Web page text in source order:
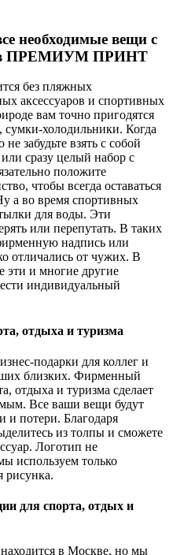
необходимые вещи с
в ПРЕМИУМ ПРИНТ
без пляжных
аксессуаров и спортивных
вам точно пригодятся
холодильники. Когда
забудьте взять с собой
сразу целый набор с
положите
чтобы всегда оставаться
а во время спортивных
для воды. Эти
или перепутать. В таких
надпись или
отличались от чужих. В
эти и многие другие
индивидуальный
отдыха и туризма
подарки для коллег и
близких. Фирменный
отдыха и туризма сделает
Все ваши вещи будут
и потери. Благодаря
из толпы и сможете
Логотип не
используем только
рисунка.
для спорта, отдых и
в Москве, но мы